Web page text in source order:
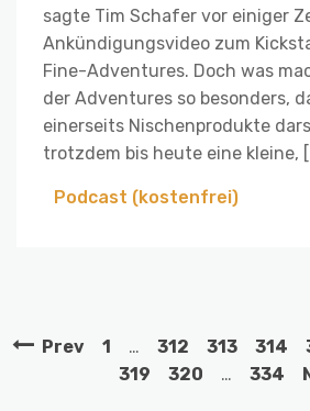
sagte Tim Schafer vor einiger
Ankündigungsvideo zum
Fine-Adventures. Doch was
der Adventures so besonders,
einerseits Nischenprodukte
trotzdem bis heute eine kleine,
Podcast (kostenfrei)
Prev 1 … 312 313 314
319
320 … 334